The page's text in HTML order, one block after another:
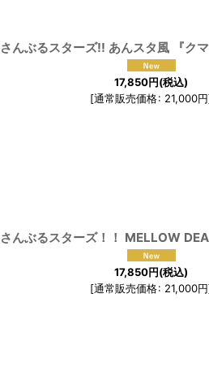
[
17,850円(税込)
[通常販売価格: 21,000円
[191591 ]
17,850円(税込)
[通常販売価格: 21,000円